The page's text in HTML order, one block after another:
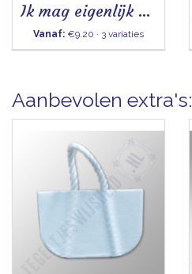
Ik mag eigenlijk niet met gekke mensen omgaan
Vanaf: €9.20 · 3 variaties
Aanbevolen extra's: